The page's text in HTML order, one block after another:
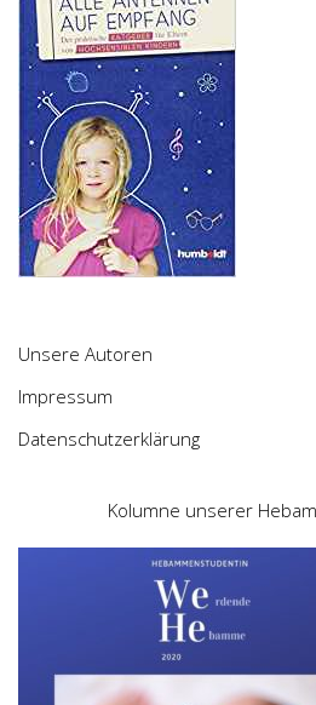
Unsere Autoren
Impressum
Datenschutzerklärung
Kolumne unserer